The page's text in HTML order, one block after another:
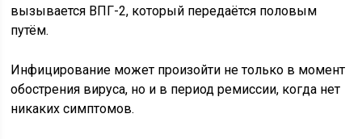
вызывается ВПГ-2, который передаётся половым
путём.
Инфицирование может произойти не только в момент
обострения вируса, но и в период ремиссии, когда нет
никаких симптомов.